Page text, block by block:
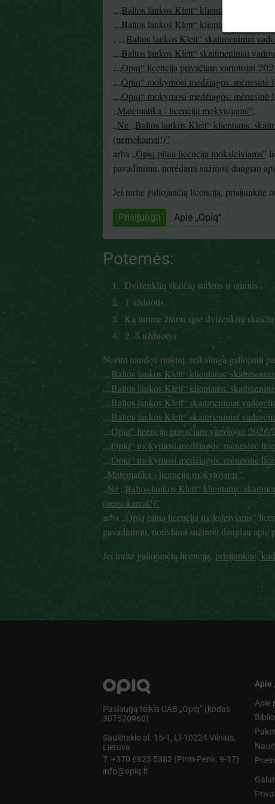
„„Baltos lankos Klett“ klientams:
„„Baltos lankos Klett“ klientams:
, „„Baltos lankos Klett“ skaitmeniniai
„„Baltos lankos Klett“ skaitmeniniai
„„Opiq“ licencija privačiam vartotojui
„„Opiq“ mokymosi medžiagos: mėnesinė
„„Opiq“ mokymosi medžiagos: mėnesinė
„Matematika - licencija mokytojams”,
„Ne „Baltos lankos Klett“ klientams:
(nemokamai!)”
arba „Opiq pilna licencija moksleiviams”
pavadinimu, norėdami sužinoti daugiau
Jei turite galiojančią licenciją, prisijunkite
Prisijungti Apie „Opiq“
Potemės:
Dviženklių skaičių sudėtis ir atimtis
1 užduotis
Ką turime žinoti apie dviženklių
2–5 užduotys
Norint naudoti rinkinį, reikalinga galiojanti
„„Baltos lankos Klett“ klientams:
„„Baltos lankos Klett“ klientams:
„„Baltos lankos Klett“ skaitmeniniai
„„Baltos lankos Klett“ skaitmeniniai
„„Opiq“ licencija privačiam vartotojui 2026/
„„Opiq“ mokymosi medžiagos: mėnesinė
„„Opiq“ mokymosi medžiagos: mėnesinė
„Matematika - licencija mokytojams”,
„Ne „Baltos lankos Klett“ klientams:
(nemokamai!)”
arba „Opiq pilna licencija moksleiviams”
pavadinimu, norėdami sužinoti daugiau apie
Jei turite galiojančią licenciją, prisijunkite,
Paslaugą teikia UAB „Opiq” (kodas
307520960)
Saulėtekio al. 15-1, LT-10224 Vilnius,
Lietuva
T. +370 6825 5382 (Pirm-Penk. 9-17)
info@opiq.lt
Apie
Apie